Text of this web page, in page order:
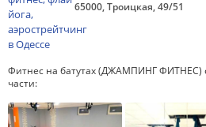
65000, Троицкая, 49/51
Фитнес на батутах (ДЖАМПИНГ ФИТНЕС)
части: